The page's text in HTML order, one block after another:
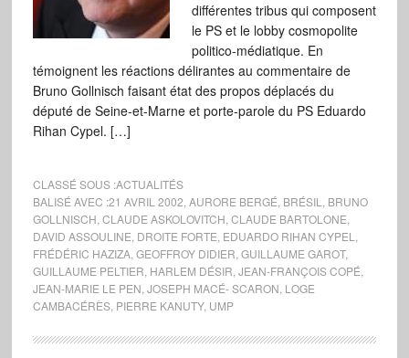
différentes tribus qui composent
le PS et le lobby cosmopolite
politico-médiatique. En
témoignent les réactions délirantes au commentaire de
Bruno Gollnisch faisant état des propos déplacés du
député de Seine-et-Marne et porte-parole du PS Eduardo
Rihan Cypel. […]
CLASSÉ SOUS :ACTUALITÉS
BALISÉ AVEC :21 AVRIL 2002 AURORE BERGÉ BRÉSIL
BRUNO
GOLLNISCH CLAUDE ASKOLOVITCH CLAUDE BARTOLONE
DAVID ASSOULINE DROITE FORTE EDUARDO RIHAN CYPEL
FRÉDÉRIC HAZIZA, GEOFFROY DIDIER GUILLAUME GAROT,
GUILLAUME PELTIER HARLEM DÉSIR JEAN-FRANÇOIS COPÉ
JEAN-MARIE LE PEN JOSEPH MACÉ- SCARON LOGE
CAMBACÉRÈS, PIERRE KANUTY, UMP